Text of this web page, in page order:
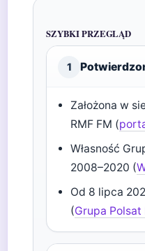
SZYBKI PRZEGLĄD
1
Założona w
RMF FM (
Własność
2008–2020 (
Od 8 lipca
(Grupa